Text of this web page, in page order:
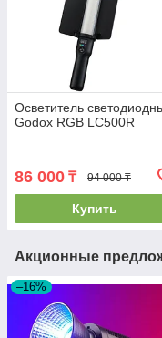
Осветитель
Godox RGB LC500R
86 000 ₸ 94 000 ₸
Купить
Акционные
–16%